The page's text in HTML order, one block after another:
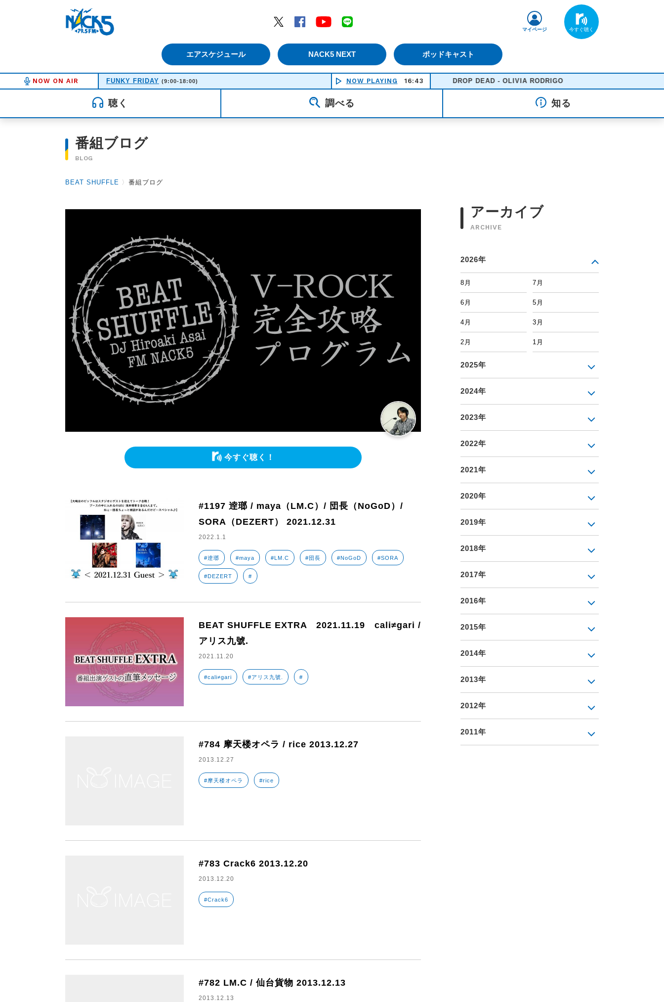
Twitter
Facebook YouTube
エアスケジュール NACK5 NEXT ポッドキャスト
マイページ
NOW ON AIR FUNKY FRIDAY (9:00-18:00) NOW PLAYING 16:43 DROP DEAD - OLIVIA RODRIGO
聴く 調べる 知る
番組ブログ
BLOG
BEAT SHUFFLE 〉 番組ブログ
今すぐ聴く！
#1197 逹瑯 / maya（LM.C）/ 団長（NoGoD）/
SORA（DEZERT） 2021.12.31
2022.1.1
#逹瑯 #maya #LM.C #団長 #NoGoD #SORA
#DEZERT #
BEAT SHUFFLE EXTRA 2021.11.19 cali≠gari /
アリス九號.
2021.11.20
#cali≠gari #アリス九號. #
#784 摩天楼オペラ / rice 2013.12.27
2013.12.27
#摩天楼オペラ #rice
#783 Crack6 2013.12.20
2013.12.20
#Crack6
#782 LM.C / 仙台貨物 2013.12.13
2013.12.13
アーカイブ
ARCHIVE
2026年
8月 7月
6月 5月
4月 3月
2月 1月
2025年
2024年
2023年
2022年
2021年
2020年
2019年
2018年
2017年
2016年
2015年
2014年
2013年
2012年
2011年